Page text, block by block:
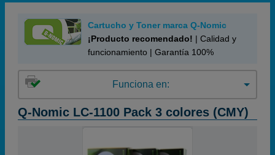
Cartucho y Toner marca Q-Nomic
¡Producto recomendado! | Calidad y
funcionamiento | Garantía 100%
Funciona en:
Q-Nomic LC-1100 Pack 3 colores (CMY)